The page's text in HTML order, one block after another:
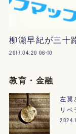
柳瀬早紀が三十
2017.04.20 06:10
教育・金融
左翼
リベ